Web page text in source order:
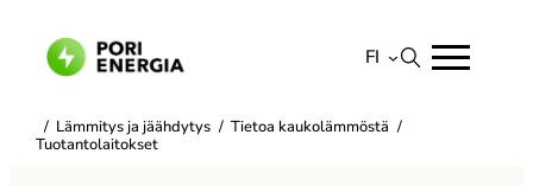
sisältöön
FI
Suomi
/ Lämmitys ja jäähdytys / Tietoa kaukolämmöstä /
Tuotantolaitokset